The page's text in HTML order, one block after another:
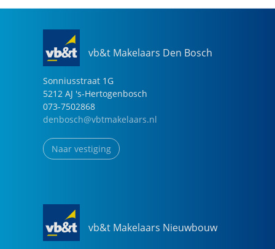
vb&t Makelaars Den Bosch
Sonniusstraat 1G
5212 AJ 's-Hertogenbosch
073-7502868
denbosch@vbtmakelaars.nl
Naar vestiging
vb&t Makelaars Nieuwbouw